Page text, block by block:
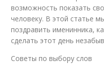
возможность показать
человеку. В этой статье
поздравить именинника,
сделать этот день
Советы по выбору слов